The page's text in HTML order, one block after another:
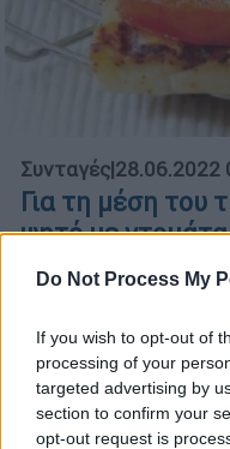
Do Not Process My
If you wish to opt-out of
processing of your
targeted advertising by
section to confirm your
opt-out request is
Συνταγές|28.06.2022
Για τη μέση του
ψητό με
Η πλούσια,
γλύκα της
τραγανότητα του
αρώματα του
ένα υπέροχο